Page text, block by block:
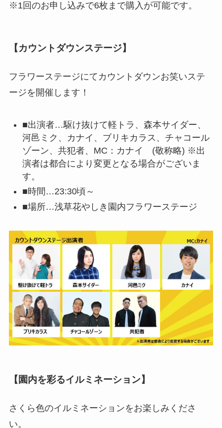
※1回のお申し込みで6枚まで購入が可能です。
【カウントダウンステージ】
フラワーステージにてカウントダウンお笑いステ
ージを開催します！
■出演者…駆け抜けて軽トラ、森本サイダー、
河邑ミク、カナイ、ブリキカラス、チャコール
ゾーン、共犯者、MC：カナイ (敬称略) ※出
演者は都合により変更となる場合がございま
す。
■時間…23:30頃～
■場所…浅草花やしき園内フラワーステージ
【園内を彩るイルミネーション】
さくら色のイルミネーションをお楽しみくださ
い。